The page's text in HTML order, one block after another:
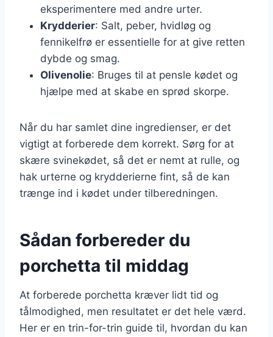
eksperimentere med andre urter.
Krydderier: Salt, peber, hvidløg og
fennikelfrø er essentielle for at give retten
dybde og smag.
Olivenolie: Bruges til at pensle kødet og
hjælpe med at skabe en sprød skorpe.
Når du har samlet dine ingredienser, er det
vigtigt at forberede dem korrekt. Sørg for at
skære svinekødet, så det er nemt at rulle, og
hak urterne og krydderierne fint, så de kan
trænge ind i kødet under tilberedningen.
Sådan forbereder du
porchetta til middag
At forberede porchetta kræver lidt tid og
tålmodighed, men resultatet er det hele værd.
Her er en trin-for-trin guide til, hvordan du kan